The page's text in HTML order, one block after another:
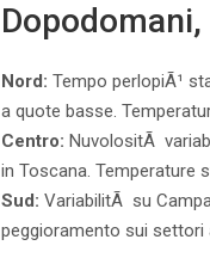
Nord: Tempo perlopiÃ¹
a quote basse.
Centro: NuvolositÃ
in Toscana. Temperature
Sud: VariabilitÃ su
peggioramento sui settori